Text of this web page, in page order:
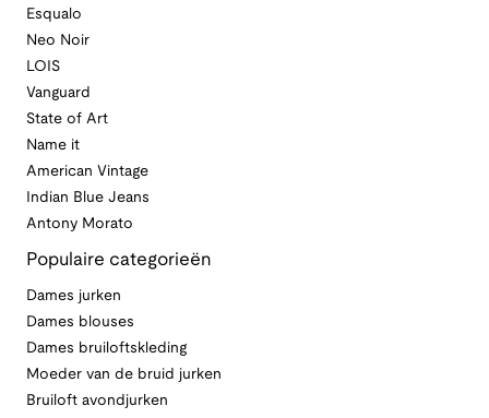
Esqualo
Neo Noir
LOIS
Vanguard
State of Art
Name it
American Vintage
Indian Blue Jeans
Antony Morato
Populaire categorieën
Dames jurken
Dames blouses
Dames bruiloftskleding
Moeder van de bruid jurken
Bruiloft avondjurken